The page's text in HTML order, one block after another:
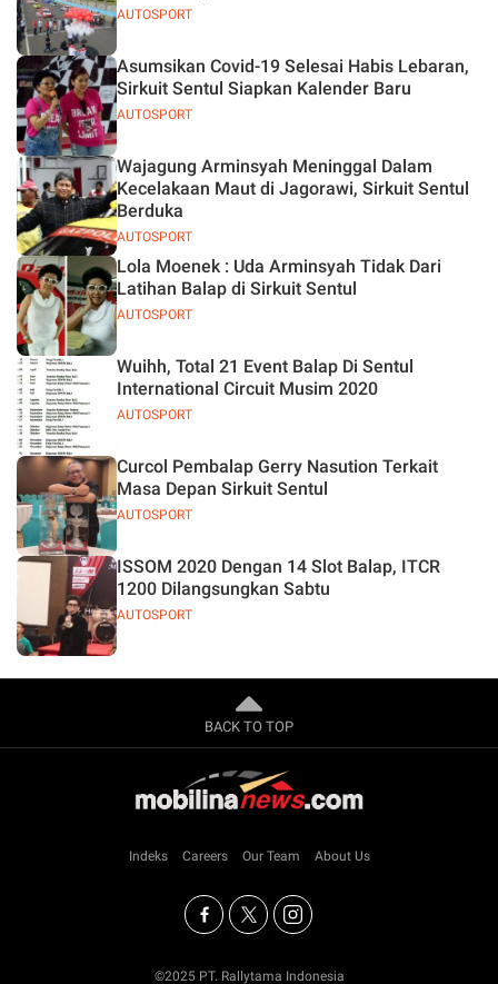
AUTOSPORT
AUTOSPORT
Asumsikan Covid-19 Selesai Habis Lebaran,
Sirkuit Sentul Siapkan Kalender Baru
AUTOSPORT
Wajagung Arminsyah Meninggal Dalam
Kecelakaan Maut di Jagorawi, Sirkuit Sentul
Berduka
AUTOSPORT
Lola Moenek : Uda Arminsyah Tidak Dari
Latihan Balap di Sirkuit Sentul
AUTOSPORT
Wuihh, Total 21 Event Balap Di Sentul
International Circuit Musim 2020
AUTOSPORT
Curcol Pembalap Gerry Nasution Terkait
Masa Depan Sirkuit Sentul
AUTOSPORT
ISSOM 2020 Dengan 14 Slot Balap, ITCR
1200 Dilangsungkan Sabtu
BACK TO TOP
Indeks Careers Our Team About Us
©2025 PT. Rallytama Indonesia